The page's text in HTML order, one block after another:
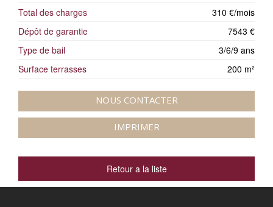
Total des charges
310 €/mois
Dépôt de garantie
7543 €
Type de bail
3/6/9 ans
Surface terrasses
200 m²
NOUS CONTACTER
IMPRIMER
Retour a la liste